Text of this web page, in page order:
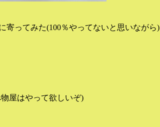
寄ってみた(100％やってないと思いながら)
屋はやって欲しいぞ)